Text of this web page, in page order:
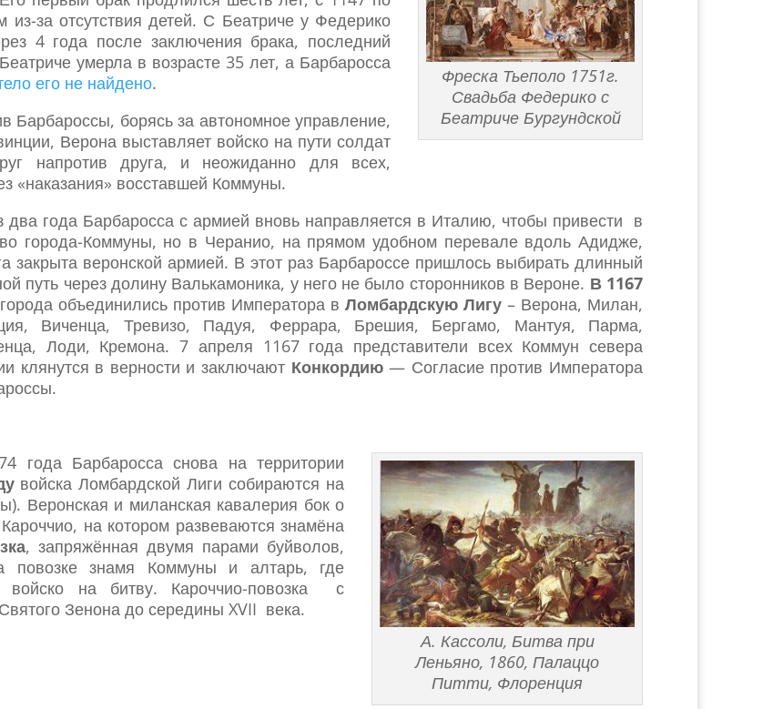
Фреска Тьеполо 1751г.
Свадьба Федерико с
Беатриче Бургундской
за отсутствия детей. С Беатриче у Федерико
4 года после заключения брака, последний
умерла в возрасте 35 лет, а Барбаросса
его не найдено.
Барбароссы, борясь за автономное управление,
Верона выставляет войско на пути солдат
напротив друга, и неожиданно для всех,
«наказания» восставшей Коммуны.
два года Барбаросса с армией вновь направляется в Италию, чтобы привести в
города-Коммуны, но в Черанио, на прямом удобном перевале вдоль Адидже,
закрыта веронской армией. В этот раз Барбароссе пришлось выбирать длинный
путь через долину Валькамоника, у него не было сторонников в Вероне. В 1167
города объединились против Императора в Ломбардскую Лигу – Верона, Милан,
Виченца, Тревизо, Падуя, Феррара, Брешия, Бергамо, Мантуя, Парма,
Лоди, Кремона. 7 апреля 1167 года представители всех Коммун севера
клянутся в верности и заключают Конкордию— Согласие против Императора
А. Кассоли, Битва при
Леньяно, 1860, Палаццо
Питти, Флоренция
года Барбаросса снова на территории
войска Ломбардской Лиги собираются на
Веронская и миланская кавалерия бок о
на котором развеваются знамёна
, запряжённая двумя парами буйволов,
повозке знамя Коммуны и алтарь, где
войско на битву. Кароччио-повозка с
Зенона до середины XVII века.